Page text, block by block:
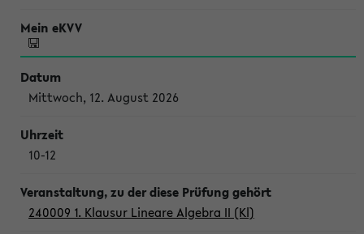
Mittwoch, 12. August 2026
10-12
240009 1. Klausur Lineare Algebra II (Kl)